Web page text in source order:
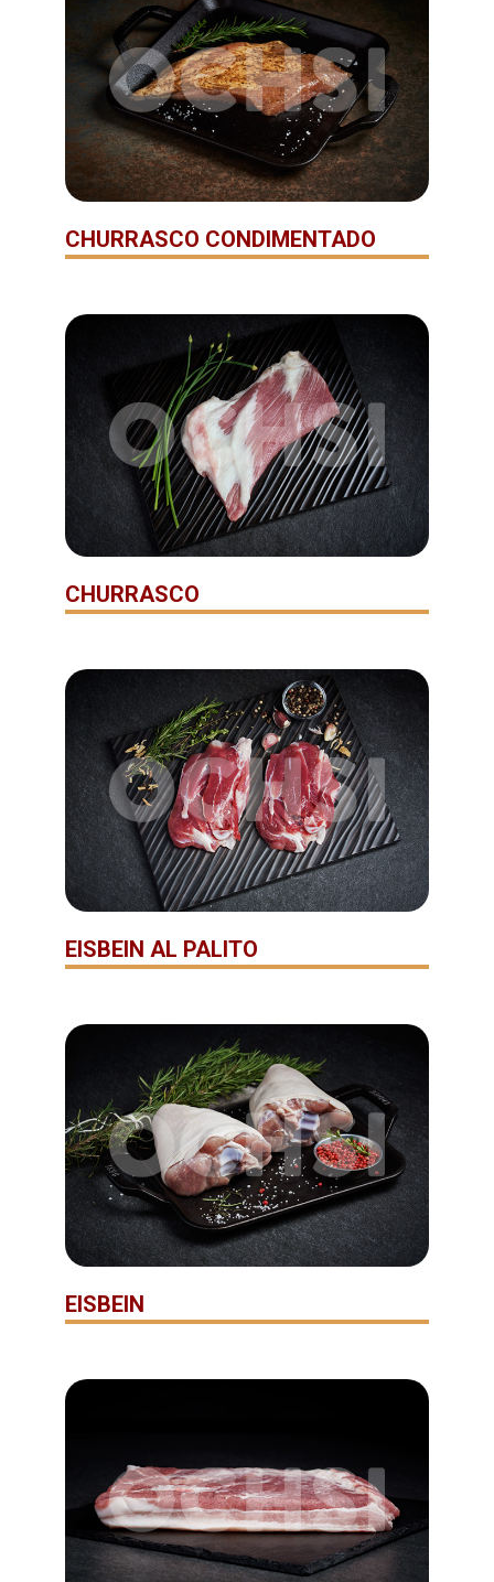
CHURRASCO CONDIMENTADO
CHURRASCO
EISBEIN AL PALITO
EISBEIN